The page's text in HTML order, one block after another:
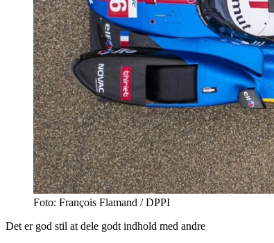
Foto: François Flamand / DPPI
Det er god stil at dele godt indhold med andre